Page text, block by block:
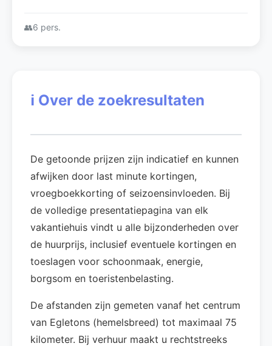
👥6 pers.
ℹ️ Over de zoekresultaten
De getoonde prijzen zijn indicatief en kunnen
afwijken door last minute kortingen,
vroegboekkorting of seizoensinvloeden. Bij
de volledige presentatiepagina van elk
vakantiehuis vindt u alle bijzonderheden over
de huurprijs, inclusief eventuele kortingen en
toeslagen voor schoonmaak, energie,
borgsom en toeristenbelasting.
De afstanden zijn gemeten vanaf het centrum
van Egletons (hemelsbreed) tot maximaal 75
kilometer. Bij verhuur maakt u rechtstreeks